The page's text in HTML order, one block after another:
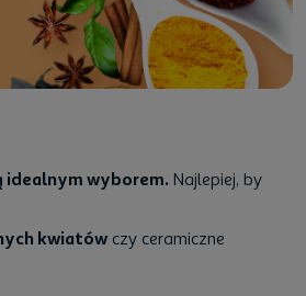
idealnym wyborem. Najlepiej, by
kwiatów czy ceramiczne